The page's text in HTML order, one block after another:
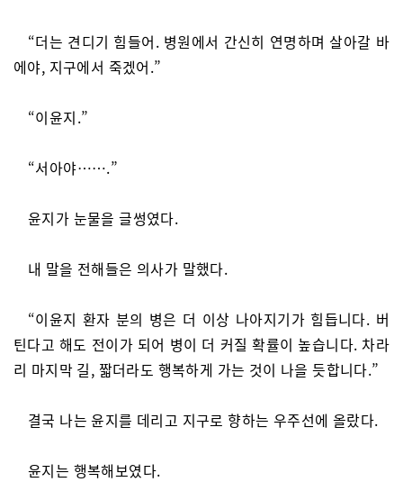
“더는 견디기 힘들어. 병원에서 간신히 연명하며 살아갈 바
에야, 지구에서 죽겠어.”
“이윤지.”
“서아야…….”
윤지가 눈물을 글썽였다.
내 말을 전해들은 의사가 말했다.
“이윤지 환자 분의 병은 더 이상 나아지기가 힘듭니다. 버
틴다고 해도 전이가 되어 병이 더 커질 확률이 높습니다. 차라
리 마지막 길, 짧더라도 행복하게 가는 것이 나을 듯합니다.”
결국 나는 윤지를 데리고 지구로 향하는 우주선에 올랐다.
윤지는 행복해보였다.